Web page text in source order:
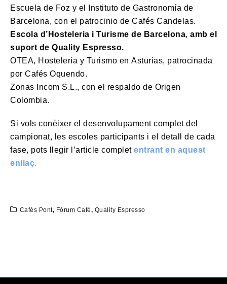
Escuela de Foz y el Instituto de Gastronomía de
Barcelona, con el patrocinio de Cafés Candelas.
Escola d’Hosteleria i Turisme de Barcelona, amb el
suport de Quality Espresso.
OTEA, Hostelería y Turismo en Asturias, patrocinada
por Cafés Oquendo.
Zonas Incom S.L., con el respaldo de Origen
Colombia.
Si vols conèixer el desenvolupament complet del
campionat, les escoles participants i el detall de cada
fase, pots llegir l’article complet entrant en aquest
enllaç.
Cafès Pont, Fórum Café, Quality Espresso